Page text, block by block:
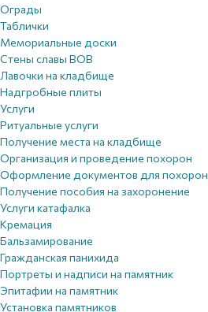
Ограды
Таблички
Мемориальные доски
Стены славы ВОВ
Лавочки на кладбище
Надгробные плиты
Услуги
Ритуальные услуги
Получение места на кладбище
Организация и проведение похорон
Оформление документов для похорон
Получение пособия на захоронение
Услуги катафалка
Кремация
Бальзамирование
Гражданская панихида
Портреты и надписи на памятник
Эпитафии на памятник
Установка памятников